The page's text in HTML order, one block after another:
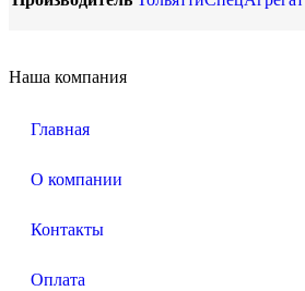
Наша компания
Главная
О компании
Контакты
Оплата